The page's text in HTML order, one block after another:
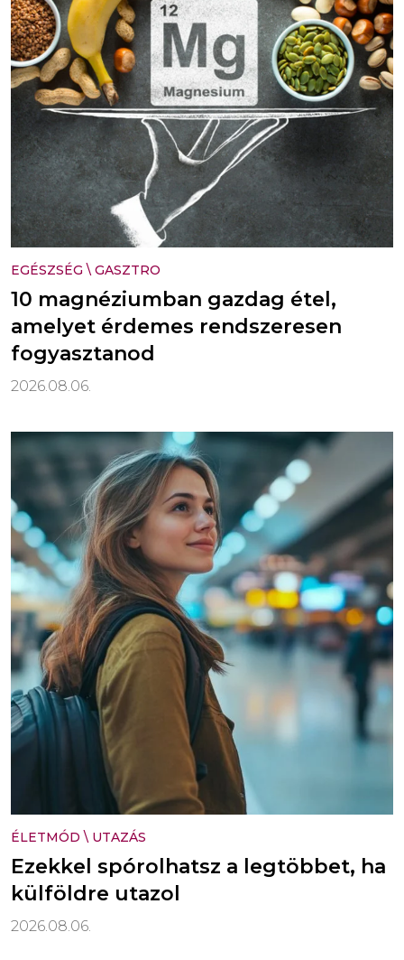
EGÉSZSÉG \ GASZTRO
10 magnéziumban gazdag étel,
amelyet érdemes rendszeresen
fogyasztanod
2026.08.06.
ÉLETMÓD \ UTAZÁS
Ezekkel spórolhatsz a legtöbbet, ha
külföldre utazol
2026.08.06.